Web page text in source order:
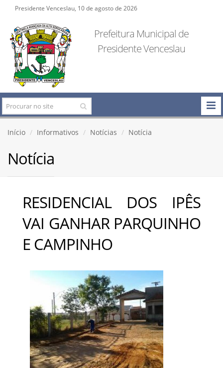
Presidente Venceslau, 10 de agosto de 2026
Prefeitura Municipal de
Presidente Venceslau
Início Informativos Notícias Notícia
Notícia
RESIDENCIAL DOS IPÊS
VAI GANHAR PARQUINHO
E CAMPINHO